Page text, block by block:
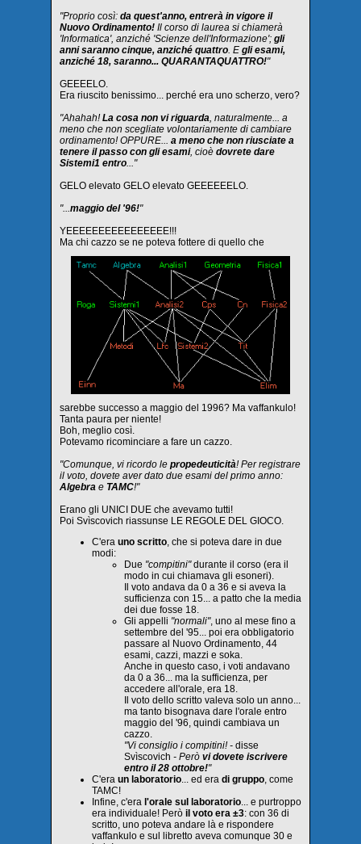
"Proprio così: da quest'anno, entrerà in vigore il
Nuovo Ordinamento! Il corso di laurea si chiamerà
'Informatica', anziché 'Scienze dell'Informazione'; gli
anni saranno cinque, anziché quattro. E gli esami,
anziché 18, saranno... QUARANTAQUATTRO!"
GEEEELO.
Era riuscito benissimo... perché era uno scherzo, vero?
"Ahahah!La cosa non vi riguarda, naturalmente... a
meno che non scegliate volontariamente di cambiare
ordinamento! OPPURE... a meno che non riusciate a
tenere il passo con gli esami, cioè dovrete dare
Sistemi1 entro..."
GELO elevato GELO elevato GEEEEEELO.
"...maggio del '96!"
YEEEEEEEEEEEEEEEE!!!
Ma chi cazzo se ne poteva fottere di quello che
sarebbe successo a maggio del 1996? Ma vaffankulo!
Tanta paura per niente!
Boh, meglio così.
Potevamo ricominciare a fare un cazzo.
"Comunque, vi ricordo le propedeuticità! Per registrare
il voto, dovete aver dato due esami del primo anno:
Algebra e TAMC!"
Erano gli UNICI DUE che avevamo tutti!
Poi Svìscovich riassunse LE REGOLE DEL GIOCO.
C'era uno scritto , che si poteva dare in due
modi:
Due "compitini"durante il corso (era il
modo in cui chiamava gli esoneri).
Il voto andava da 0 a 36 e si aveva la
sufficienza con 15... a patto che la media
dei due fosse 18.
Gli appelli "normali", uno al mese fino a
settembre del '95... poi era obbligatorio
passare al Nuovo Ordinamento, 44
esami, cazzi, mazzi e soka.
Anche in questo caso, i voti andavano
da 0 a 36... ma la sufficienza, per
accedere all'orale, era 18.
Il voto dello scritto valeva solo un anno...
ma tanto bisognava dare l'orale entro
maggio del '96, quindi cambiava un
cazzo.
"Vi consiglio i compitini! - disse
Svìscovich - Però vi dovete iscrivere
entro il 28 ottobre!"
C'era un laboratorio ... ed era di gruppo , come
TAMC!
Infine, c'era l'orale sul laboratorio ... e purtroppo
era individuale! Però il voto era ±3: con 36 di
scritto, uno poteva andare là e rispondere
vaffankulo e sul libretto aveva comunque 30 e